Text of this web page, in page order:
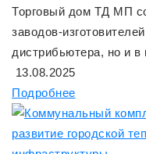
Торговый дом ТД МП
заводов-
дистрибьютера, но и в
13.08.2025
Подробнее